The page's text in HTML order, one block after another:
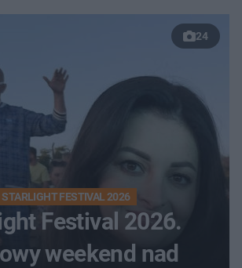
24
STARLIGHT FESTIVAL 2026
Festival 2026.
weekend nad